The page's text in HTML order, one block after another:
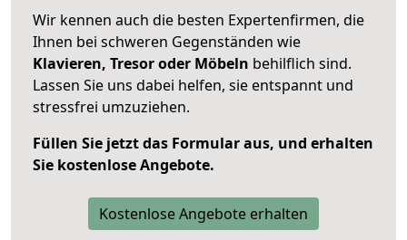
Wir kennen auch die besten Expertenfirmen, die
Ihnen bei schweren Gegenständen wie
Klavieren, Tresor oder Möbeln behilflich sind.
Lassen Sie uns dabei helfen, sie entspannt und
stressfrei umzuziehen.
Füllen Sie jetzt das Formular aus, und erhalten
Sie kostenlose Angebote.
Kostenlose Angebote erhalten